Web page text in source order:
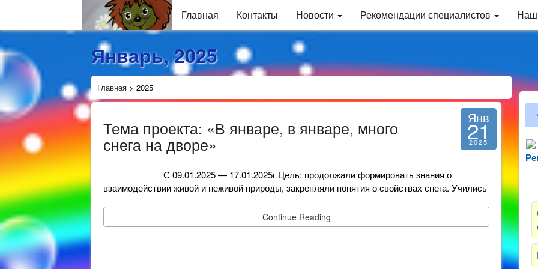
Главная Контакты Новости Рекомендации специалистов
Январь, 2025
Главная > 2025
Тема проекта: «В январе, в январе, много
снега на дворе»
Янв
21
2025
С 09.01.2025 — 17.01.2025г Цель: продолжали формировать знания о
взаимодействии живой и неживой природы, закрепляли понятия о свойствах снега. Учились
Continue Reading